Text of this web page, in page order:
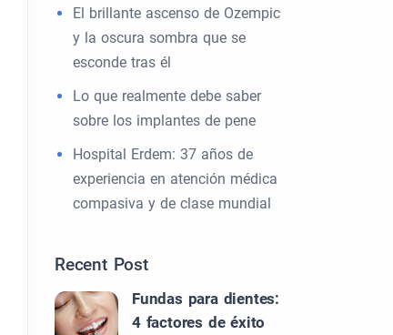
El brillante ascenso de Ozempic
y la oscura sombra que se
esconde tras él
Lo que realmente debe saber
sobre los implantes de pene
Hospital Erdem: 37 años de
experiencia en atención médica
compasiva y de clase mundial
Recent Post
Fundas para dientes:
4 factores de éxito